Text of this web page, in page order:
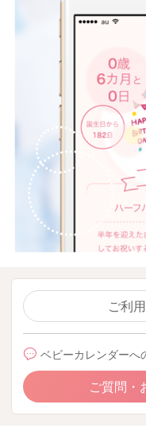
ご利
ベビーカレンダーへ
ご質問・